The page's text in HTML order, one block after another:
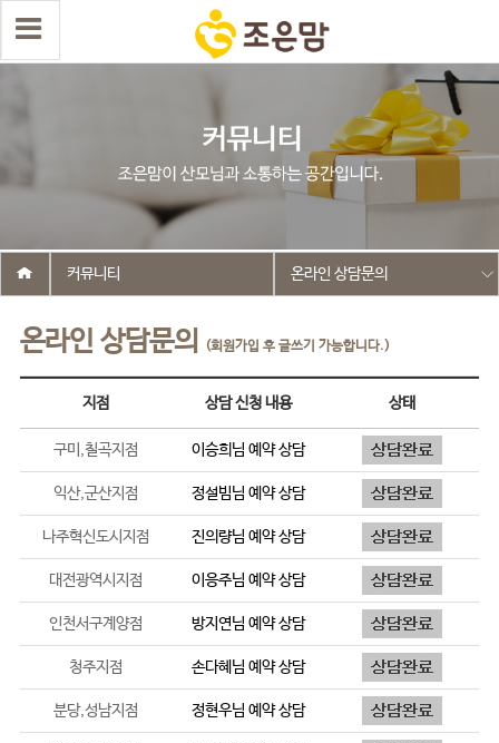
온라인 상담문의 (회원가입 후 글쓰기 가능합니다.)
커뮤니티 온라인 상담문의
지점 상담 신청 내용 상태
구미,칠곡지점 이승희님 예약 상담
익산,군산지점 정설빔님 예약 상담
나주혁신도시지점 진의량님 예약 상담
대전광역시지점 이응주님 예약 상담
인천서구계양점 방지연님 예약 상담
청주지점 손다혜 님 예약 상담
분당,성남지점 정현우님 예약 상담